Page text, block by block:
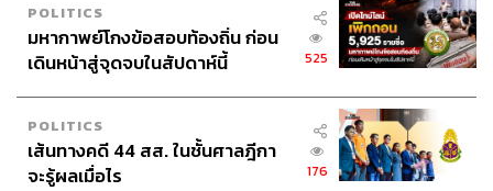
POLITICS
มหากาพย์โกงข้อสอบท้องถิ่น ก่อน
เดินหน้าสู่จุดจบในสัปดาห์นี้
525
POLITICS
เส้นทางคดี 44 สส. ในชั้นศาลฎีกา
จะรู้ผลเมื่อไร
176